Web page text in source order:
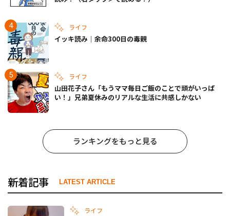
ライフ
イッキ読み｜余命300日の毒親
ライフ
山田花子さん「もうママ毎日ご飯のことで頭がいっぱ
い！」兄弟夏休みのリアルな生活に共感しかない
ランキングをもっと見る
新着記事 LATEST ARTICLE
ライフ